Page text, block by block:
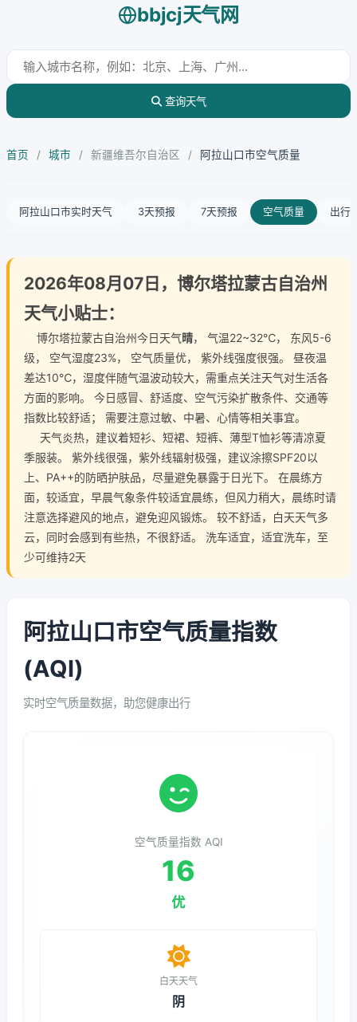
bbjcj天气网
查询天气
首页 / 城市 / 新疆维吾尔自治区 / 阿拉山口市空气质量
阿拉山口市实时天气 3天预报 7天预报 空气质量 出行
2026年08月07日，博尔塔拉蒙古自治州
天气小贴士：
博尔塔拉蒙古自治州今日天气晴， 气温22~32℃， 东风5-6
级， 空气湿度23%， 空气质量优， 紫外线强度很强。 昼夜温
差达10℃，湿度伴随气温波动较大，需重点关注天气对生活各
方面的影响。 今日感冒、舒适度、空气污染扩散条件、交通等
指数比较舒适； 需要注意过敏、中暑、心情等相关事宜。
天气炎热，建议着短衫、短裙、短裤、薄型T恤衫等清凉夏
季服装。 紫外线很强，紫外线辐射极强，建议涂擦SPF20以
上、PA++的防晒护肤品，尽量避免暴露于日光下。 在晨练方
面，较适宜，早晨气象条件较适宜晨练，但风力稍大，晨练时请
注意选择避风的地点，避免迎风锻炼。 较不舒适，白天天气多
云，同时会感到有些热，不很舒适。 洗车适宜，适宜洗车，至
少可维持2天
阿拉山口市空气质量指数
(AQI)
实时空气质量数据，助您健康出行
空气质量指数 AQI
16
优
白天天气
阴